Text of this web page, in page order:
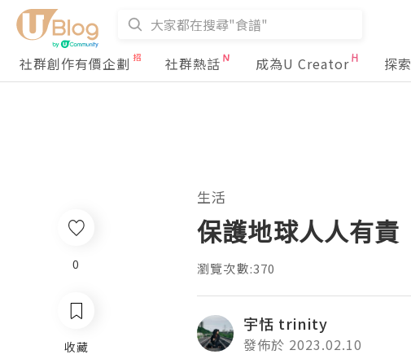
社群創作有價企劃 社群熱話 成為U Creator 探索
生活
保護地球人人有責
瀏覽次數:370
宇恬 trinity
發佈於 2023.02.10
0
收藏